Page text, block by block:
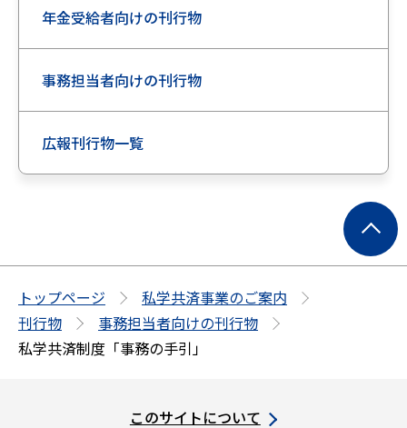
年金受給者向けの刊行物
事務担当者向けの刊行物
広報刊行物一覧
ー
ジ
トップページ
私学共済事業のご案内
刊行物
事務担当者向けの刊行物
私学共済制度「事務の手引」
このサイトについて